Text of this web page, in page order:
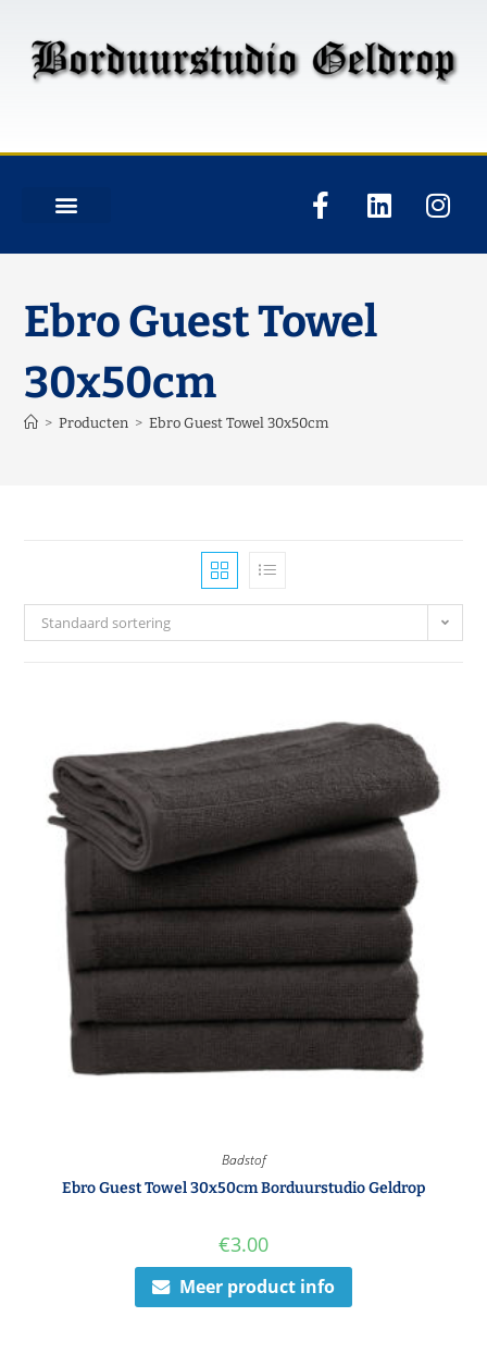
Ebro Guest Towel
30x50cm
> Producten > Ebro Guest Towel 30x50cm
Standaard sortering
Badstof
Ebro Guest Towel 30x50cm Borduurstudio Geldrop
€3.00
Meer product info